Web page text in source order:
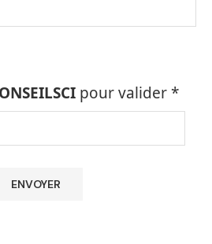
pour valider*